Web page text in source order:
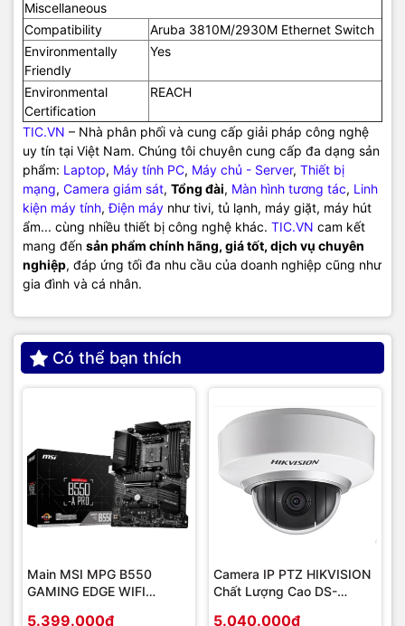
Miscellaneous
Compatibility
Aruba 3810M/2930M Ethernet Switch
Environmentally
Friendly
Yes
Environmental
Certification
REACH
TIC.VN – Nhà phân phối và cung cấp giải pháp công nghệ
uy tín tại Việt Nam. Chúng tôi chuyên cung cấp đa dạng sản
phẩm: Laptop, Máy tính PC, Máy chủ - Server, Thiết bị
mạng, Camera giám sát, Tổng đài, Màn hình tương tác, Linh
kiện máy tính,Điện máy như tivi, tủ lạnh, máy giặt, máy hút
ẩm... cùng nhiều thiết bị công nghệ khác. TIC.VN cam kết
mang đến sản phẩm chính hãng, giá tốt, dịch vụ chuyên
nghiệp, đáp ứng tối đa nhu cầu của doanh nghiệp cũng như
gia đình và cá nhân.
Có thể bạn thích
Main MSI MPG B550
GAMING EDGE WIFI
5.399.000₫
Camera IP PTZ HIKVISION
Chất Lượng Cao DS-
5.040.000₫